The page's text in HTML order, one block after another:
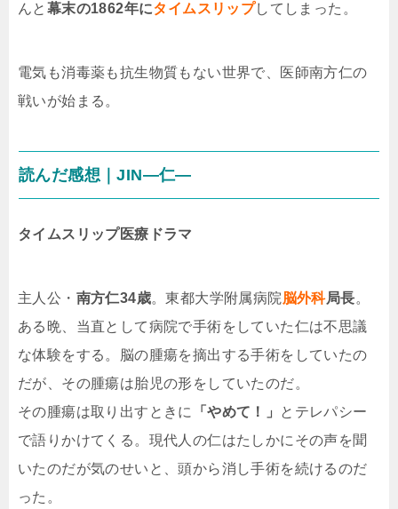
んと 幕末の1862年にタイムスリップしてしまった。
電気も消毒薬も抗生物質もない世界で、医師南方仁の
戦いが始まる。
読んだ感想｜JIN―仁―
タイムスリップ医療ドラマ
主人公・ 南方仁34歳。東都大学附属病院脳外科局長。
ある晩、当直として病院で手術をしていた仁は不思議
な体験をする。脳の腫瘍を摘出する手術をしていたの
だが、その腫瘍は胎児の形をしていたのだ。
その腫瘍は取り出すときに
「やめて！」
とテレパシー
で語りかけてくる。現代人の仁はたしかにその声を聞
いたのだが気のせいと、頭から消し手術を続けるのだ
った。